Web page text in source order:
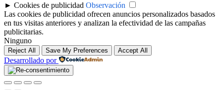
► Cookies de publicidad Observación
Las cookies de publicidad ofrecen anuncios personalizados basados
en tus visitas anteriores y analizan la efectividad de las campañas
publicitarias.
Ninguno
Reject All Save My Preferences Accept All
Desarrollado por